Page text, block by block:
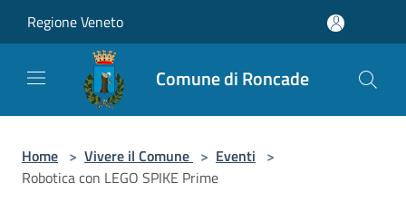
Regione Veneto
Comune di Roncade
Home > Vivere il Comune > Eventi >
Robotica con LEGO SPIKE Prime